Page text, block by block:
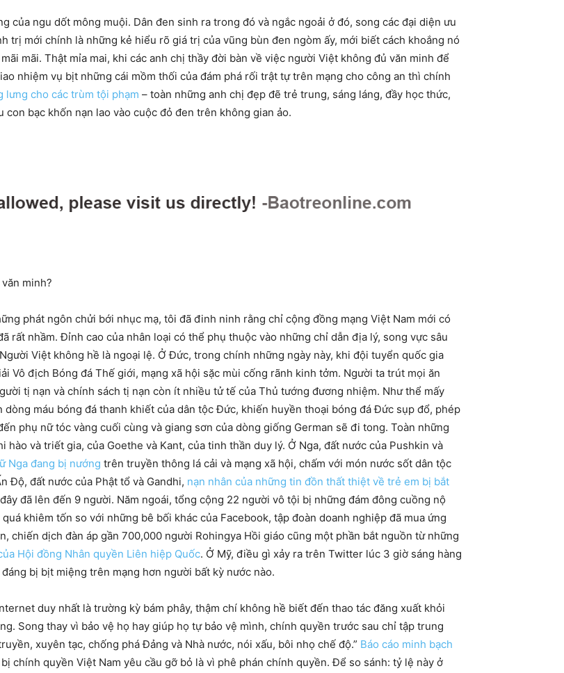
của ngu dốt mông muội. Dân đen sinh ra trong đó và ngắc ngoải ở đó, song các đại diện ưu
trị mới chính là những kẻ hiểu rõ giá trị của vũng bùn đen ngòm ấy, mới biết cách khoắng nó
mãi. Thật mỉa mai, khi các anh chị thầy đời bàn về việc người Việt không đủ văn minh để
nhiệm vụ bịt những cái mồm thối của đám phá rối trật tự trên mạng cho công an thì chính
lưng cho các trùm tội phạm – toàn những anh chị đẹp đẽ trẻ trung, sáng láng, đầy học thức,
bạc khốn nạn lao vào cuộc đỏ đen trên không gian ảo.
minh?
phát ngôn chửi bới nhục mạ, tôi đã đinh ninh rằng chỉ cộng đồng mạng Việt Nam mới có
rất nhầm. Đỉnh cao của nhân loại có thể phụ thuộc vào những chỉ dẫn địa lý, song vực sâu
Việt không hề là ngoại lệ. Ở Đức, trong chính những ngày này, khi đội tuyển quốc gia
Vô địch Bóng đá Thế giới, mạng xã hội sặc mùi cống rãnh kinh tởm. Người ta trút mọi ăn
tị nạn và chính sách tị nạn còn ít nhiều tử tế của Thủ tướng đương nhiệm. Như thể mấy
máu bóng đá thanh khiết của dân tộc Đức, khiến huyền thoại bóng đá Đức sụp đổ, phép
phụ nữ tóc vàng cuối cùng và giang sơn của dòng giống German sẽ đi tong. Toàn những
và triết gia, của Goethe và Kant, của tinh thần duy lý. Ở Nga, đất nước của Pushkin và
Nga đang bị nướng trên truyền thông lá cải và mạng xã hội, chấm với món nước sốt dân tộc
đất nước của Phật tổ và Gandhi, nạn nhân của những tin đồn thất thiệt về trẻ em bị bắt
đã lên đến 9 người. Năm ngoái, tổng cộng 22 người vô tội bị những đám đông cuồng nộ
khiêm tốn so với những bê bối khác của Facebook, tập đoàn doanh nghiệp đã mua ứng
chiến dịch đàn áp gần 700,000 người Rohingya Hồi giáo cũng một phần bắt nguồn từ những
Hội đồng Nhân quyền Liên hiệp Quốc. Ở Mỹ, điều gì xảy ra trên Twitter lúc 3 giờ sáng hàng
bị bịt miệng trên mạng hơn người bất kỳ nước nào.
duy nhất là trường kỳ bám phây, thậm chí không hề biết đến thao tác đăng xuất khỏi
Song thay vì bảo vệ họ hay giúp họ tự bảo vệ mình, chính quyền trước sau chỉ tập trung
xuyên tạc, chống phá Đảng và Nhà nước, nói xấu, bôi nhọ chế độ.” Báo cáo minh bạch
chính quyền Việt Nam yêu cầu gỡ bỏ là vì phê phán chính quyền. Để so sánh: tỷ lệ này ở